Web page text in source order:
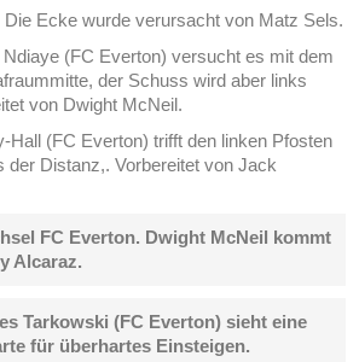
Ecke wurde verursacht von Matz Sels.
(FC Everton) versucht es mit dem
der Schuss wird aber links
von Dwight McNeil.
Hall (FC Everton) trifft den linken Pfosten
der Distanz,. Vorbereitet von Jack
FC Everton. Dwight McNeil kommt
Alcaraz.
Tarkowski (FC Everton) sieht eine
für überhartes Einsteigen.